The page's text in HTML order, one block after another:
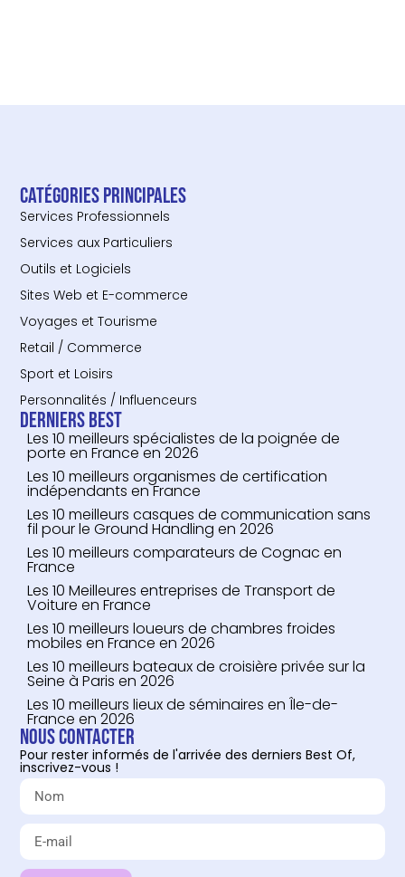
Catégories principales
Services Professionnels
Services aux Particuliers
Outils et Logiciels
Sites Web et E-commerce
Voyages et Tourisme
Retail / Commerce
Sport et Loisirs
Personnalités / Influenceurs
Derniers Best
Les 10 meilleurs spécialistes de la poignée de
porte en France en 2026
Les 10 meilleurs organismes de certification
indépendants en France
Les 10 meilleurs casques de communication sans
fil pour le Ground Handling en 2026
Les 10 meilleurs comparateurs de Cognac en
France
Les 10 Meilleures entreprises de Transport de
Voiture en France
Les 10 meilleurs loueurs de chambres froides
mobiles en France en 2026
Les 10 meilleurs bateaux de croisière privée sur la
Seine à Paris en 2026
Les 10 meilleurs lieux de séminaires en Île-de-
France en 2026
Nous contacter
Pour rester informés de l'arrivée des derniers Best Of,
inscrivez-vous !